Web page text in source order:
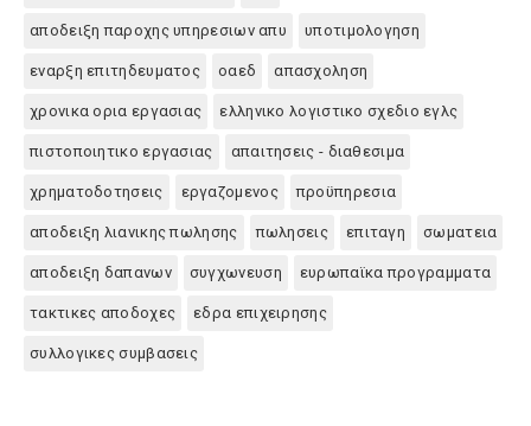
αποδειξη παροχης υπηρεσιων απυ υποτιμολογηση
εναρξη επιτηδευματος οαεδ απασχοληση
χρονικα ορια εργασιας ελληνικο λογιστικο σχεδιο εγλς
πιστοποιητικο εργασιας απαιτησεις - διαθεσιμα
χρηματοδοτησεις εργαζομενος προϋπηρεσια
αποδειξη λιανικης πωλησης πωλησεις επιταγη σωματεια
αποδειξη δαπανων συγχωνευση ευρωπαϊκα προγραμματα
τακτικες αποδοχες εδρα επιχειρησης
συλλογικες συμβασεις